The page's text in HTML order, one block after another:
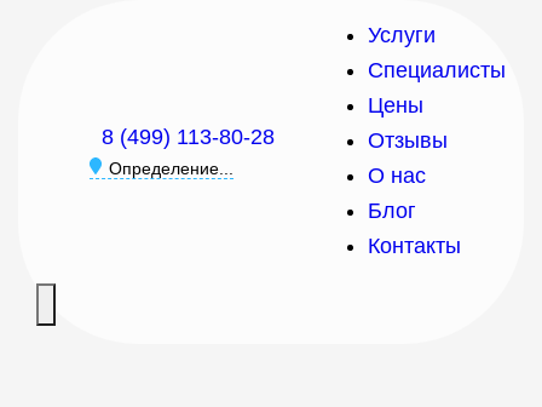
Услуги
Специалисты
Цены
Отзывы
О нас
Блог
Контакты
8 (499) 113-80-28
Определение...